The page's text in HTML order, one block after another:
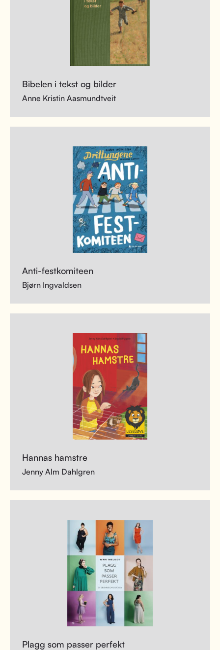
Bibelen i tekst og bilder
Anne Kristin Aasmundtveit
Anti-festkomiteen
Bjørn Ingvaldsen
Hannas hamstre
Jenny Alm Dahlgren
Plagg som passer perfekt